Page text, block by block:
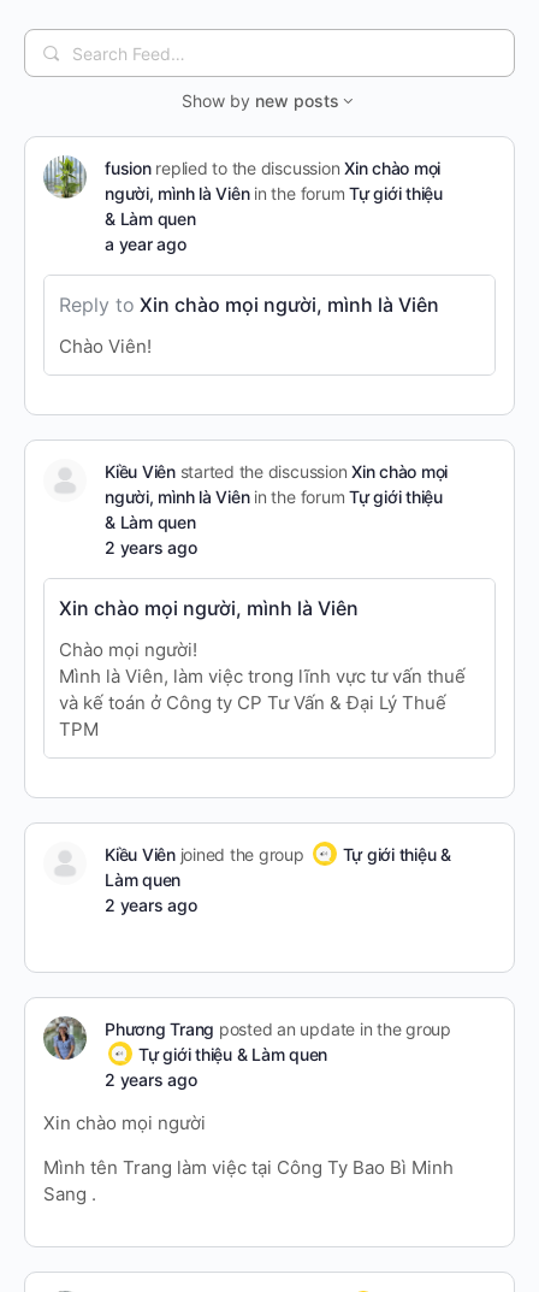
Search
Feed…
Show by new posts
fusionreplied to the discussionXin chào mọi
người, mình là Viênin the forumTự giới thiệu
& Làm quen
a year ago
Reply to Xin chào mọi người, mình là Viên
Chào Viên!
Kiều Viênstarted the discussionXin chào mọi
người, mình là Viênin the forumTự giới thiệu
& Làm quen
2 years ago
Xin chào mọi người, mình là Viên
Chào mọi người!
Mình là Viên, làm việc trong lĩnh vực tư vấn thuế
và kế toán ở Công ty CP Tư Vấn & Đại Lý Thuế
TPM
Kiều Viênjoined the group
Tự giới thiệu &
Làm quen
2 years ago
Phương Trang posted an update in the group
Tự giới thiệu & Làm quen
2 years ago
Xin chào mọi người
Mình tên Trang làm việc tại Công Ty Bao Bì Minh
Sang .